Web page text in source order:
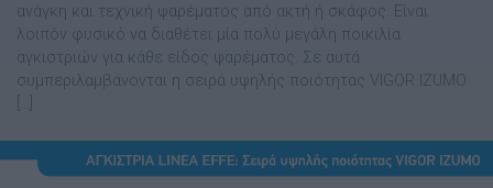
ανάγκη και τεχνική ψαρέµατος από ακτή ή σκάφος. Είναι
λοιπόν φυσικό να διαθέτει µία πολύ µεγάλη ποικιλία
αγκιστριών για κάθε είδος ψαρέµατος. Σε αυτά
συµπεριλαµβάνονται η σειρά υψηλής ποιότητας VIGOR IZUMO.